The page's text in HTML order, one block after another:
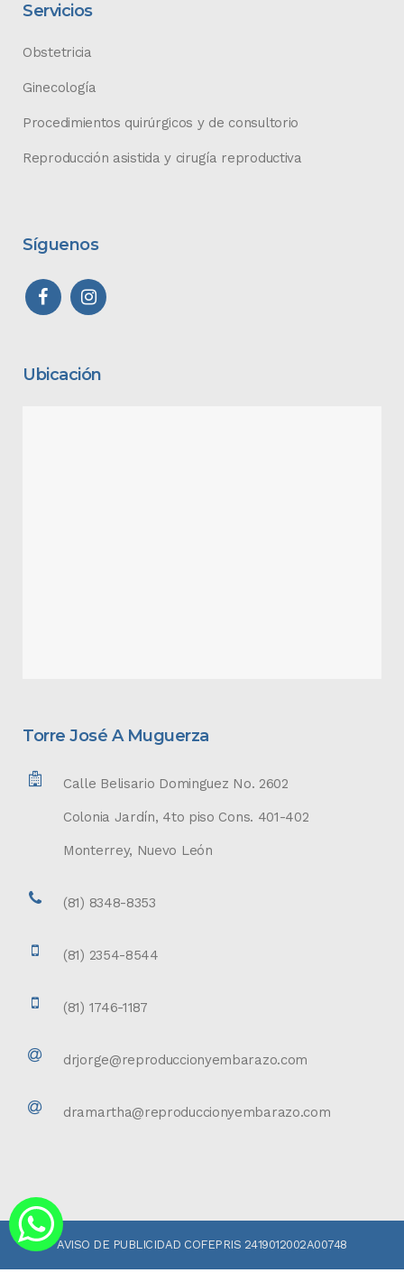
Servicios
Obstetricia
Ginecología
Procedimientos quirúrgicos y de consultorio
Reproducción asistida y cirugía reproductiva
Síguenos
Ubicación
Torre José A Muguerza
Calle Belisario Dominguez No. 2602
Colonia Jardín, 4to piso Cons. 401-402
Monterrey, Nuevo León
(81) 8348-8353
(81) 2354-8544
(81) 1746-1187
drjorge@reproduccionyembarazo.com
dramartha@reproduccionyembarazo.com
AVISO DE PUBLICIDAD COFEPRIS 2419012002A00748